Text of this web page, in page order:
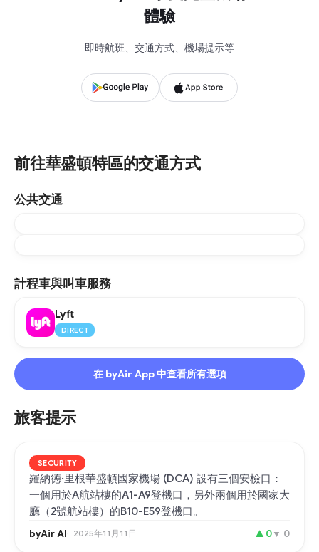
體驗
即時航班、交通方式、機場提示等
前往華盛頓特區的交通方式
公共交通
計程車與叫車服務
Lyft
DIRECT
在 byAir App 中查看所有選項
旅客提示
SECURITY
羅納德·里根華盛頓國家機場 (DCA) 設有三個安檢口：
一個用於A航站樓的A1-A9登機口，另外兩個用於國家大
廳（2號航站樓）的B10-E59登機口。
byAir AI 2025年11月11日 ▲ 0▼ 0